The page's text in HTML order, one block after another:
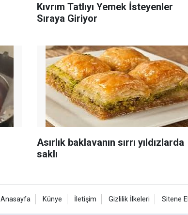
Kıvrım Tatlıyı Yemek İsteyenler
Sıraya Giriyor
Asırlık baklavanın sırrı yıldızlarda
saklı
Anasayfa Künye İletişim Gizlilik İlkeleri Sitene